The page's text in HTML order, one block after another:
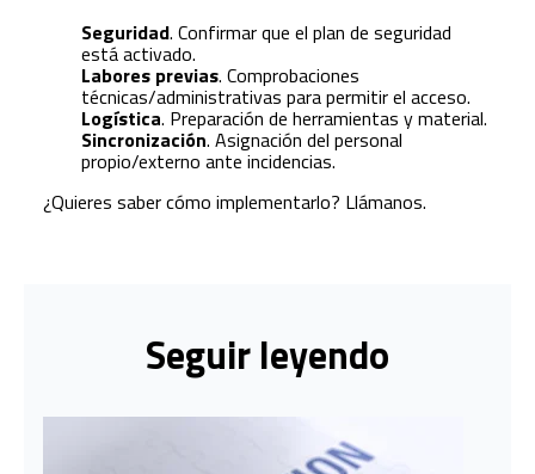
Seguridad. Confirmar que el plan de seguridad
está activado.
Labores previas. Comprobaciones
técnicas/administrativas para permitir el acceso.
Logística. Preparación de herramientas y material.
Sincronización. Asignación del personal
propio/externo ante incidencias.
¿Quieres saber cómo implementarlo? Llámanos.
Seguir leyendo